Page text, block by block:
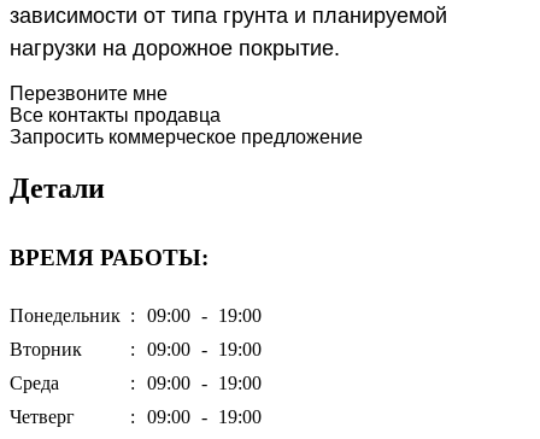
зависимости от типа грунта и планируемой
нагрузки на дорожное покрытие.
Перезвоните мне
Все контакты продавца
Запросить коммерческое предложение
Детали
ВРЕМЯ РАБОТЫ:
Понедельник : 09:00 - 19:00
Вторник
: 09:00 - 19:00
Среда
: 09:00 - 19:00
Четверг
: 09:00 - 19:00